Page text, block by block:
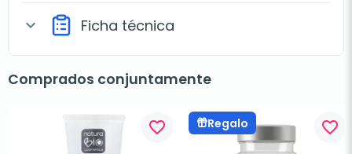
expand_more Ficha técnica
Comprados conjuntamente
favorite_border Regalo favorite_border